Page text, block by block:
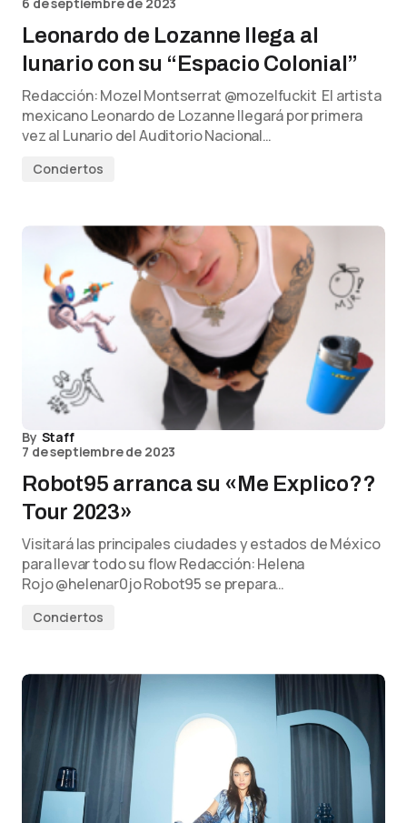
Leonardo de Lozanne llega al
lunario con su “Espacio Colonial”
Redacción: Mozel Montserrat @mozelfuckit El artista
mexicano Leonardo de Lozanne llegará por primera
vez al Lunario del Auditorio Nacional…
Conciertos
By Staff
7 de septiembre de 2023
Robot95 arranca su «Me Explico??
Tour 2023»
Visitará las principales ciudades y estados de México
para llevar todo su flow Redacción: Helena
Rojo @helenar0jo Robot95 se prepara…
Conciertos